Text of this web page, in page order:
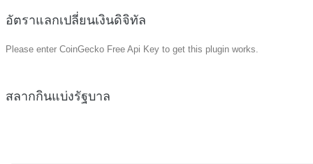
อัตราแลกเปลี่ยนเงินดิจิทัล
Please enter CoinGecko Free Api Key to get this plugin works.
สลากกินแบ่งรัฐบาล